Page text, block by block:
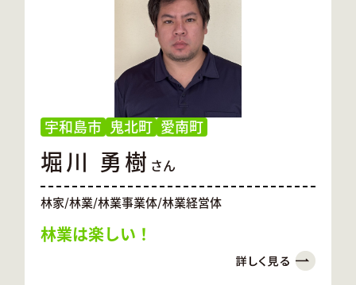
宇和島市 鬼北町 愛南町
堀川 勇樹 さん
林家/林業/林業事業体/林業経営体
林業は楽しい！